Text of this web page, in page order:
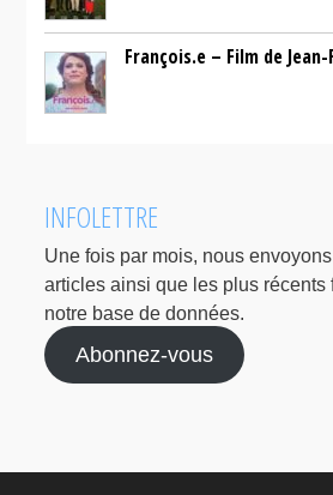
François.e – Film de
INFOLETTRE
Une fois par mois, nous
articles ainsi que les plus récents
notre base de données.
Abonnez-vous